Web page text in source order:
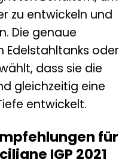
zu entwickeln und
Die genaue
Edelstahltanks oder
dass sie die
gleichzeitig eine
entwickelt.
für
IGP 2021